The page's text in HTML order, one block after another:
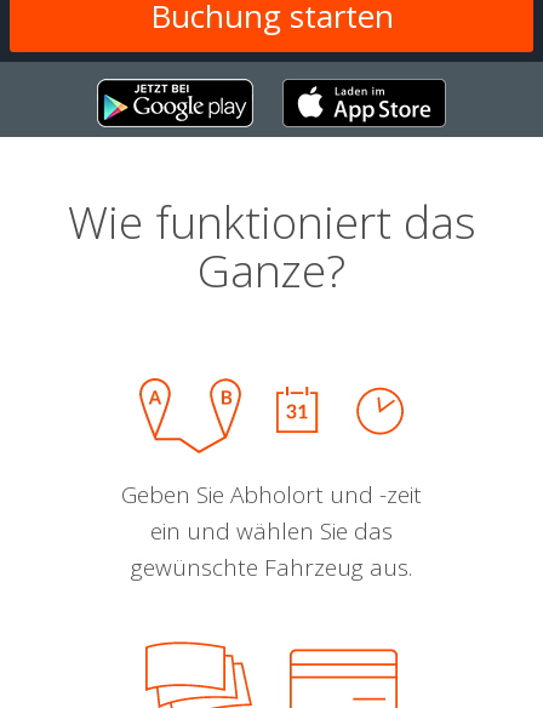
Wie funktioniert das
Ganze?
Geben Sie Abholort und -zeit
ein und wählen Sie das
gewünschte Fahrzeug aus.